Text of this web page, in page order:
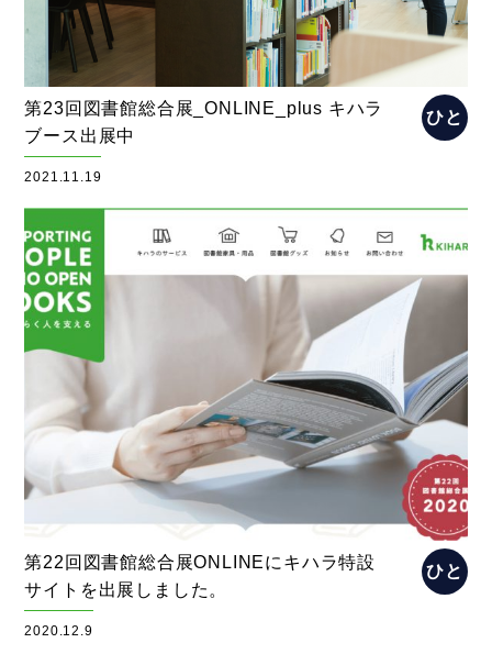
第23回図書館総合展_ONLINE_plus キハラ
ブース出展中
2021.11.19
ひと
第22回図書館総合展ONLINEにキハラ特設
サイトを出展しました。
2020.12.9
ひと